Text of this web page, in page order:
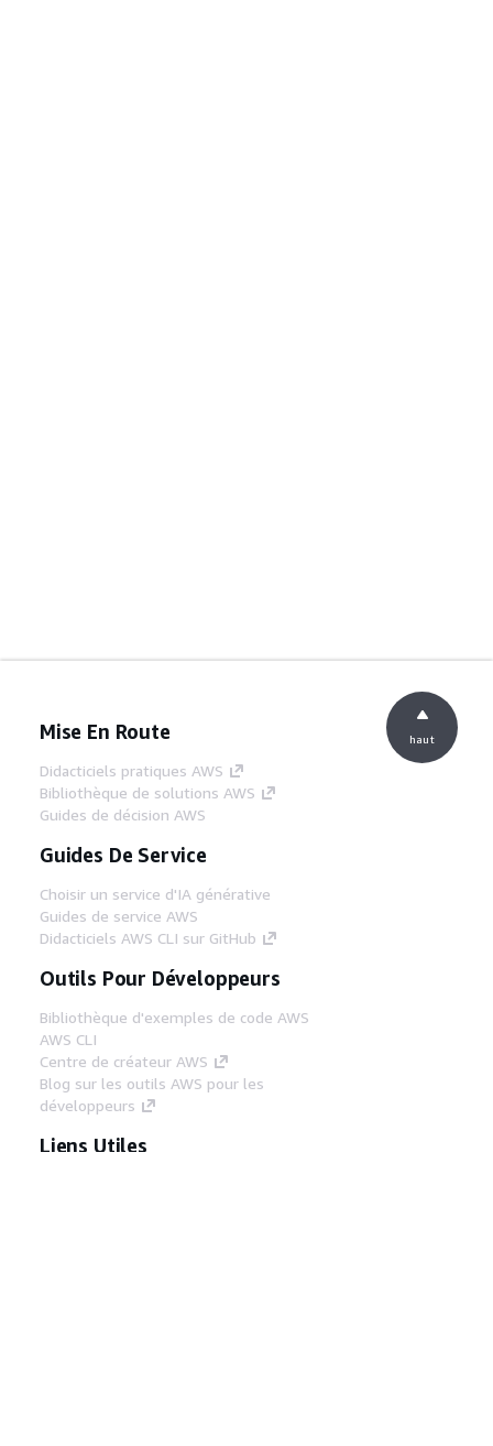
Mise En Route
Didacticiels pratiques AWS
Bibliothèque de solutions AWS
Guides de décision AWS
Guides De Service
Choisir un service d'IA générative
Guides de service AWS
Didacticiels AWS CLI sur GitHub
Outils Pour Développeurs
Bibliothèque d'exemples de code AWS
AWS CLI
Centre de créateur AWS
Blog sur les outils AWS pour les
développeurs
Liens Utiles
haut